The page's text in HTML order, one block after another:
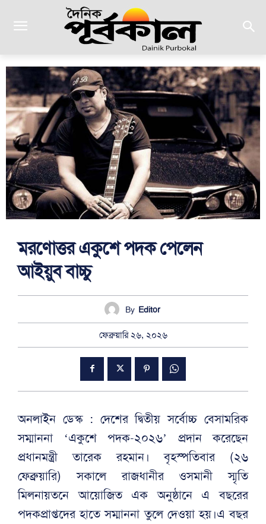
মরণোত্তর একুশে পদক পেলেন
আইয়ুব বাচ্চু
By Editor
ফেব্রুয়ারি ২৬, ২০২৬
অনলাইন ডেস্ক : দেশের দ্বিতীয় সর্বোচ্চ বেসামরিক
সম্মাননা ‘একুশে পদক-২০২৬’ প্রদান করেছেন
প্রধানমন্ত্রী তারেক রহমান। বৃহস্পতিবার (২৬
ফেব্রুয়ারি) সকালে রাজধানীর ওসমানী স্মৃতি
মিলনায়তনে আয়োজিত এক অনুষ্ঠানে এ বছরের
পদকপ্রাপ্তদের হাতে সম্মাননা তুলে দেওয়া হয়।এ বছর